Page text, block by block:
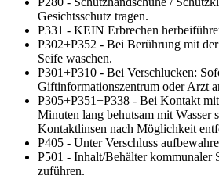
Gesichtsschutz tragen.
P331 - KEIN Erbrechen
P302+P352 - Bei Berührung mit
Seife waschen.
P301+P310 - Bei Verschlucken:
Giftinformationszentrum oder Arzt
P305+P351+P338 - Bei Kontakt
Minuten lang behutsam mit Wasser
Kontaktlinsen nach Möglichkeit
P405 - Unter Verschluss
P501 - Inhalt/Behälter kommunaler
zuführen.